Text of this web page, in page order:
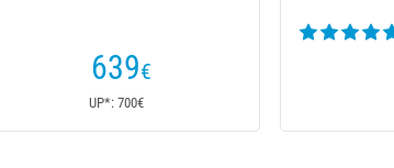
639€
UP*: 700€